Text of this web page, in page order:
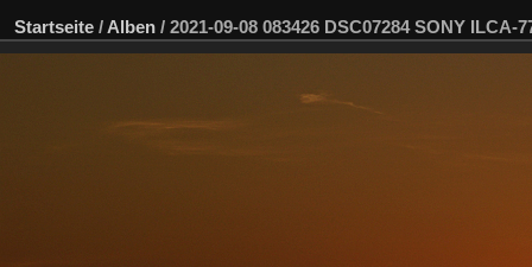
Startseite / Alben / 2021-09-08 083426 DSC07284 SONY ILCA-